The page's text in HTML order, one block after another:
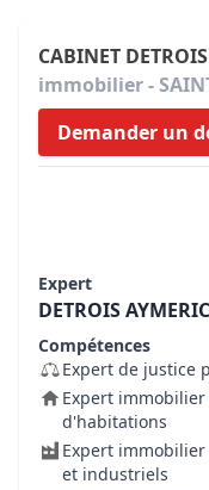
CABINET
immobilier -
Demander un
Expert
DETROIS AYMERIC
Compétences
Expert de justice
Expert
d'habitations
Expert
et industriels